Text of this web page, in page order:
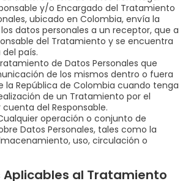
y/o Encargado del Tratamiento
ubicado en Colombia, envía la
datos personales a un receptor, que a
del Tratamiento y se encuentra
país.
de Datos Personales que
de los mismos dentro o fuera
la República de Colombia cuando tenga
de un Tratamiento por el
del Responsable.
operación o conjunto de
Datos Personales, tales como la
uso, circulación o
Aplicables al Tratamiento